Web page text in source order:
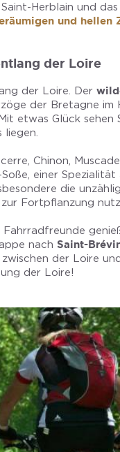
Herblain und
und hellen
der Loire
der Loire. Der
der Bretagne im
etwas Glück sehen
liegen.
Chinon,
einer
die
Fortpflanzung
nach Saint-
der Loire
der Loire!